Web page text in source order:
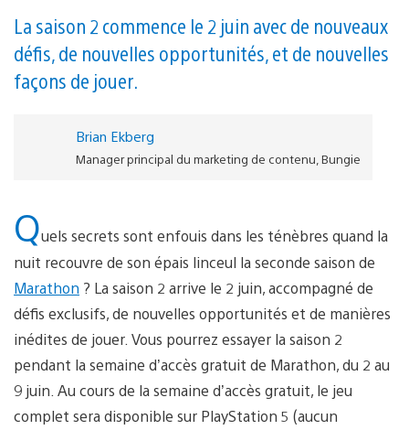
La saison 2 commence le 2 juin avec de nouveaux
défis, de nouvelles opportunités, et de nouvelles
façons de jouer.
Brian Ekberg
Manager principal du marketing de contenu, Bungie
Quels secrets sont enfouis dans les ténèbres quand la
nuit recouvre de son épais linceul la seconde saison de
Marathon ? La saison 2 arrive le 2 juin, accompagné de
défis exclusifs, de nouvelles opportunités et de manières
inédites de jouer. Vous pourrez essayer la saison 2
pendant la semaine d’accès gratuit de Marathon, du 2 au
9 juin. Au cours de la semaine d’accès gratuit, le jeu
complet sera disponible sur PlayStation 5 (aucun